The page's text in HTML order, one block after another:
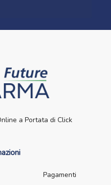
a Portata di Click
Pagamenti